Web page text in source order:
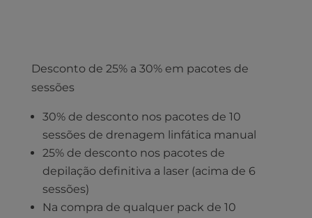
Desconto de 25% a 30% em pacotes de
sessões
30% de desconto nos pacotes de 10
sessões de drenagem linfática manual
25% de desconto nos pacotes de
depilação definitiva a laser (acima de 6
sessões)
Na compra de qualquer pack de 10